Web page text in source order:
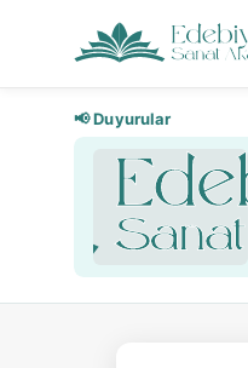
📢 Duyurular